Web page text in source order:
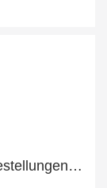
Erhalten Sie 25% Rabatt auf alle Bestellungen bei Btc-alpha